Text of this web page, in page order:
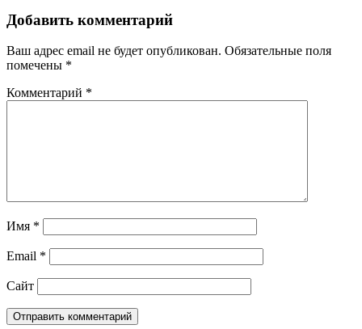
Добавить комментарий
Ваш адрес email не будет опубликован. Обязательные поля
помечены *
Комментарий *
Имя *
Email *
Сайт